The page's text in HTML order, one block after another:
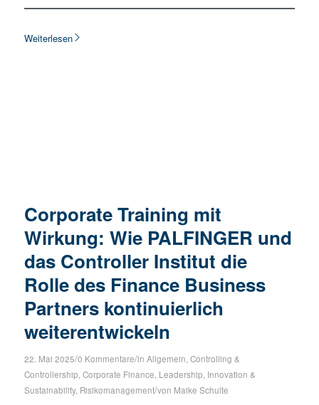
Weiterlesen
Corporate Training mit
Wirkung: Wie PALFINGER und
das Controller Institut die
Rolle des Finance Business
Partners kontinuierlich
weiterentwickeln
22. Mai 2025/0 Kommentare/in Allgemein Controlling &
Controllership Corporate Finance Leadership, Innovation &
Sustainability, Risikomanagement/von Maike Schulte